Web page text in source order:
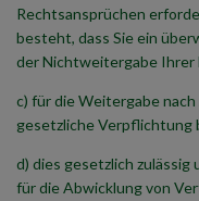
Rechtsansprüchen
besteht, dass Sie ein
der Nichtweitergabe Ihrer
c) für die Weitergabe
gesetzliche Verpflichtung
d) dies gesetzlich zulässig
für die Abwicklung von